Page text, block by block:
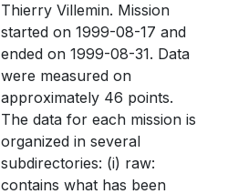
Thierry Villemin. Mission
started on 1999-08-17 and
ended on 1999-08-31. Data
were measured on
approximately 46 points.
The data for each mission is
organized in several
subdirectories: (i) raw:
contains what has been